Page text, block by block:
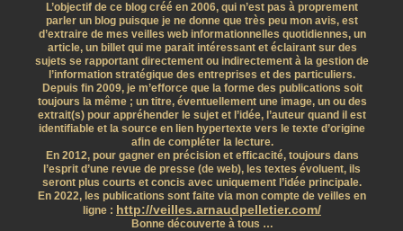
L’objectif de ce blog créé en 2006, qui n’est pas à proprement
parler un blog puisque je ne donne que très peu mon avis, est
d’extraire de mes veilles web informationnelles quotidiennes, un
article, un billet qui me parait intéressant et éclairant sur des
sujets se rapportant directement ou indirectement à la gestion de
l’information stratégique des entreprises et des particuliers.
Depuis fin 2009, je m’efforce que la forme des publications soit
toujours la même ; un titre, éventuellement une image, un ou des
extrait(s) pour appréhender le sujet et l’idée, l’auteur quand il est
identifiable et la source en lien hypertexte vers le texte d’origine
afin de compléter la lecture.
En 2012, pour gagner en précision et efficacité, toujours dans
l’esprit d’une revue de presse (de web), les textes évoluent, ils
seront plus courts et concis avec uniquement l’idée principale.
En 2022, les publications sont faite via mon compte de veilles en
ligne : http://veilles.arnaudpelletier.com/
Bonne découverte à tous …